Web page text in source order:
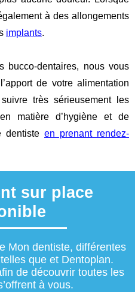
à des allongements
implants.
bucco-dentaires, nous vous
de votre alimentation
très sérieusement les
matière d’hygiène et de
dentiste en prenant rendez-
sur place
Mon dentiste, différentes
que et Dentoplan.
de découvrir toutes les
à vous.